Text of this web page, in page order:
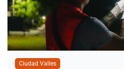
Ciudad Valles